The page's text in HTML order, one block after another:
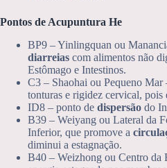
Pontos de Acupuntura He
BP9 – Yinlingquan ou
diarreias com alimentos não
Estômago e Intestinos.
C3 – Shaohai ou Pequeno Mar
tonturas e rigidez cervical, pois
ID8 – ponto de dispersão do
B39 – Weiyang ou Lateral da
Inferior, que promove a
diminui a estagnação.
B40 – Weizhong ou Centro da